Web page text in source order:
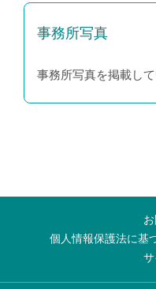
事務所写真
事務所写真を掲載して
個人情報保護法に基